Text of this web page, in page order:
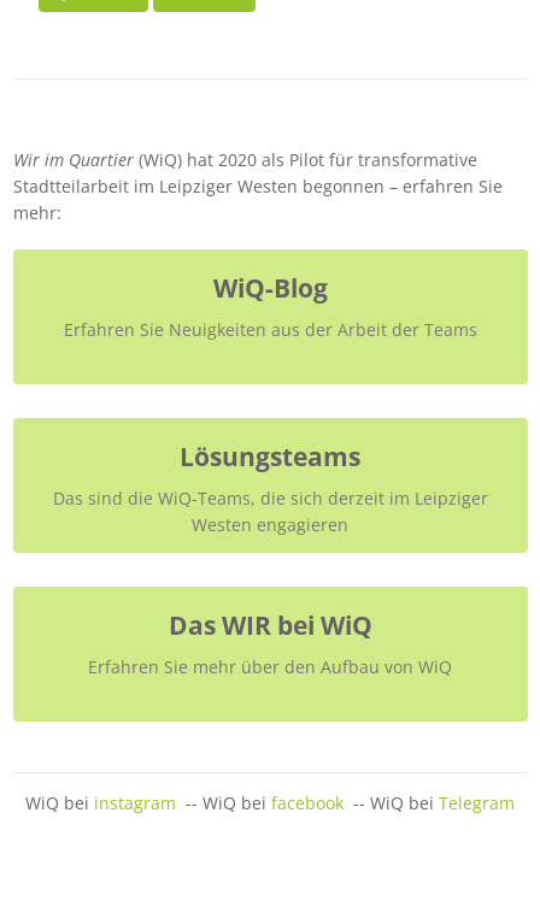
Wir im Quartier(WiQ) hat 2020 als Pilot für transformative
Stadtteilarbeit im Leipziger Westen begonnen – erfahren Sie
mehr:
WiQ-Blog
Erfahren Sie Neuigkeiten aus der Arbeit der Teams
Lösungsteams
Das sind die WiQ-Teams, die sich derzeit im Leipziger
Westen engagieren
Das WIR bei WiQ
Erfahren Sie mehr über den Aufbau von WiQ
WiQ bei instagram -- WiQ bei facebook -- WiQ bei Telegram